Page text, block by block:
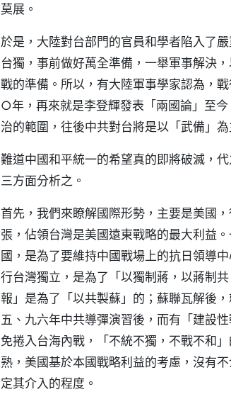
莫展。
於是，大陸對台部門的官員和學者陷入了
台獨，事前做好萬全準備，一舉軍事解決
戰的準備。所以，有大陸軍事學家認為，
○年，再來就是李登輝發表「兩國論」至
治的範圍，往後中共對台將是以「武備」
難道中國和平統一的希望真的即將破滅，
三方面分析之。
首先，我們來瞭解國際形勢，主要是美國
張，佔領台灣是美國遠東戰略的最大利益
國，是為了要維持中國戰場上的抗日領導
行台灣獨立，是為了「以獨制蔣，以蔣制
報」是為了「以共製蘇」的；蘇聯瓦解後
五、九六年中共導彈演習後，而有「建設
免捲入台海內戰，「不統不獨，不戰不和
熟，美國基於本國戰略利益的考慮，沒有
定其介入的程度。